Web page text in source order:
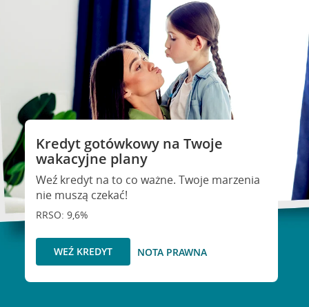
Kredyt gotówkowy na Twoje
wakacyjne plany
Weź kredyt na to co ważne. Twoje marzenia
nie muszą czekać!
RRSO: 9,6%
WEŹ KREDYT NOTA PRAWNA